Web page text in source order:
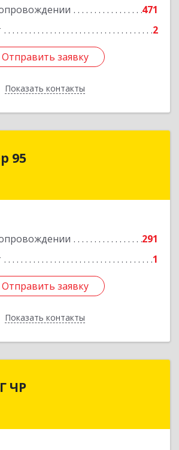
471
2
Отправить заявку
Показать контакты
Отправить заявку
Назад
95
291
1
Отправить заявку
Показать контакты
Подробнее
Отправить заявку
Назад
ЧР
Респ, Грозный г, Путина пр-